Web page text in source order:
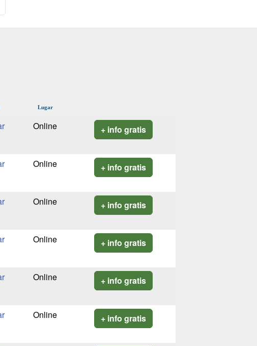
Lugar
Online + info gratis
Online + info gratis
Online + info gratis
Online + info gratis
Online + info gratis
Online + info gratis